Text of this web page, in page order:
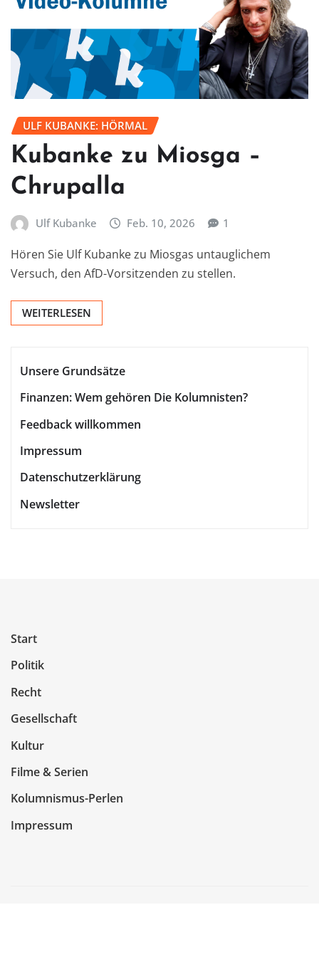
ULF KUBANKE: HÖRMAL
Kubanke zu Miosga –
Chrupalla
Ulf Kubanke Feb. 10, 2026 1
Hören Sie Ulf Kubanke zu Miosgas untauglichem
Versuch, den AfD-Vorsitzenden zu stellen.
WEITERLESEN
Unsere Grundsätze
Finanzen: Wem gehören Die Kolumnisten?
Feedback willkommen
Impressum
Datenschutzerklärung
Newsletter
Start
Politik
Recht
Gesellschaft
Kultur
Filme & Serien
Kolumnismus-Perlen
Impressum